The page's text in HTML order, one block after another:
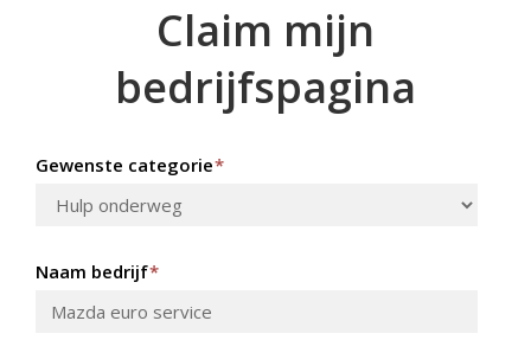
Claim mijn
bedrijfspagina
Gewenste categorie*
Naam bedrijf*